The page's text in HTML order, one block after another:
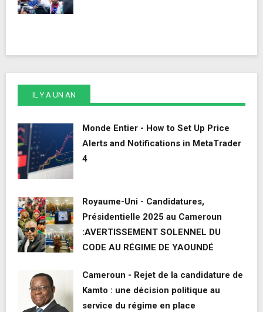
IL Y A UN AN
Monde Entier - How to Set Up Price
Alerts and Notifications in MetaTrader
4
Royaume-Uni - Candidatures,
Présidentielle 2025 au Cameroun
:AVERTISSEMENT SOLENNEL DU
CODE AU RÉGIME DE YAOUNDÉ
Cameroun - Rejet de la candidature de
Kamto : une décision politique au
service du régime en place